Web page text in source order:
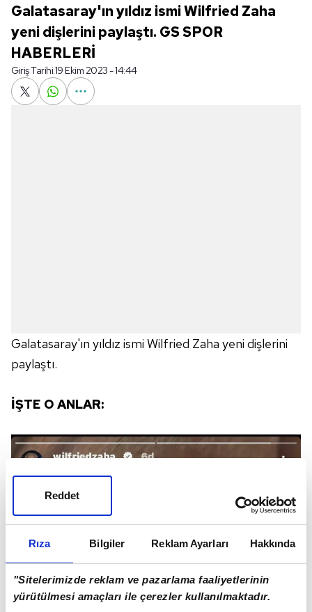
Rıza Bilgiler Reklam Ayarları Hakkında
"Sitelerimizde reklam ve pazarlama faaliyetlerinin
yürütülmesi amaçları ile çerezler kullanılmaktadır.
Reddet
Galatasaray'ın yıldız ismi Wilfried Zaha
yeni dişlerini paylaştı. GS SPOR
HABERLERİ
Giriş Tarihi:19 Ekim 2023 - 14:44
Galatasaray'ın yıldız ismi Wilfried Zaha yeni dişlerini
paylaştı.
İŞTE O ANLAR: